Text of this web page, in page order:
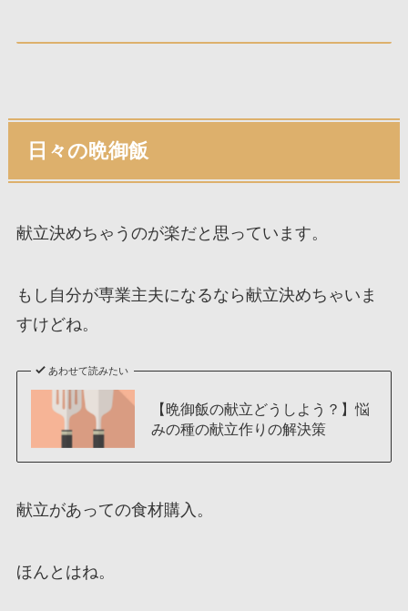
日々の晩御飯
献立決めちゃうのが楽だと思っています。
もし自分が専業主夫になるなら献立決めちゃいま
すけどね。
あわせて読みたい
【晩御飯の献立どうしよう？】悩
みの種の献立作りの解決策
献立があっての食材購入。
ほんとはね。